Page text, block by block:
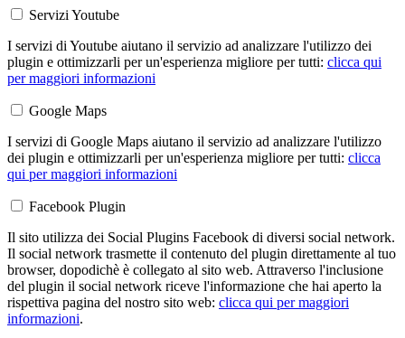
Servizi Youtube
I servizi di Youtube aiutano il servizio ad analizzare l'utilizzo dei
plugin e ottimizzarli per un'esperienza migliore per tutti: clicca qui
per maggiori informazioni
Google Maps
I servizi di Google Maps aiutano il servizio ad analizzare l'utilizzo
dei plugin e ottimizzarli per un'esperienza migliore per tutti: clicca
qui per maggiori informazioni
Facebook Plugin
Il sito utilizza dei Social Plugins Facebook di diversi social network.
Il social network trasmette il contenuto del plugin direttamente al tuo
browser, dopodichè è collegato al sito web. Attraverso l'inclusione
del plugin il social network riceve l'informazione che hai aperto la
rispettiva pagina del nostro sito web: clicca qui per maggiori
informazioni.